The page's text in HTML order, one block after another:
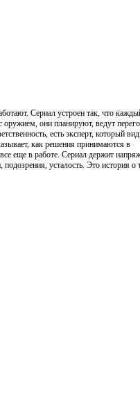
Сериал устроен так, что
оружием, они планируют, ведут
есть эксперт, который
как решения принимаются в
еще в работе. Сериал держит
усталость. Это история о